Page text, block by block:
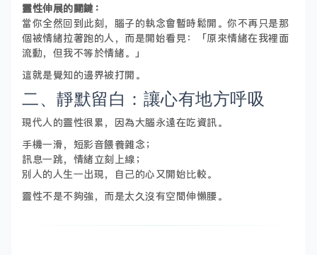
靈性伸展的關鍵：
當你全然回到此刻，腦子的執念會暫時鬆開。你不再只是那
個被情緒拉著跑的人，而是開始看見：「原來情緒在我裡面
流動，但我不等於情緒。」
這就是覺知的邊界被打開。
二、靜默留白：讓心有地方呼吸
現代人的靈性很累，因為大腦永遠在吃資訊。
手機一滑，短影音餵養雜念；
訊息一跳，情緒立刻上線；
別人的人生一出現，自己的心又開始比較。
靈性不是不夠強，而是太久沒有空間伸懶腰。